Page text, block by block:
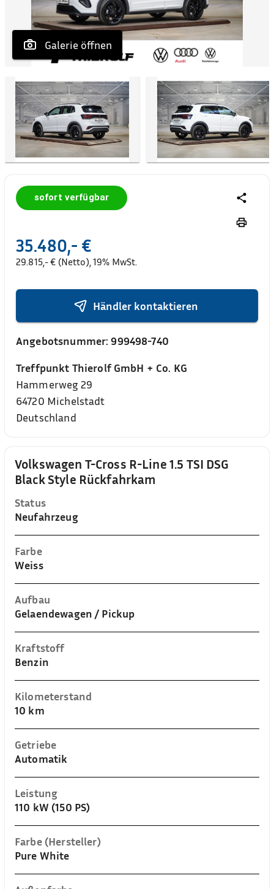
Galerie öffnen
Volkswagen T-Cross R-Line 1.5 TSI DSG
Black Style Rückfahrkam
Status
Neufahrzeug
Farbe
Weiss
Aufbau
Gelaendewagen / Pickup
Kraftstoff
Benzin
Kilometerstand
10 km
Getriebe
Automatik
Leistung
110 kW (150 PS)
Farbe (Hersteller)
Pure White
sofort verfügbar
35.480,- €
29.815,- € (Netto), 19% MwSt.
Händler kontaktieren
Angebotsnummer:999498-740
Treffpunkt Thierolf GmbH + Co. KG
Hammerweg 29
64720 Michelstadt
Deutschland